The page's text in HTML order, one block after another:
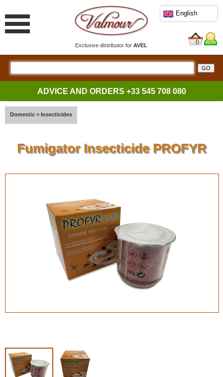
Exclusive distributor forAVEL
English
0
ADVICE AND ORDERS +33 545 708 080
Domestic > Insecticides
Fumigator Insecticide PROFYR